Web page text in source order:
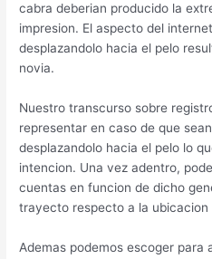
cabra deberian producido la
impresion. El aspecto del
desplazandolo hacia el pelo
novia.
Nuestro transcurso sobre
representar en caso de que
desplazandolo hacia el pelo lo
intencion. Una vez adentro,
cuentas en funcion de dicho
trayecto respecto a la ubicacion
Ademas podemos escoger para